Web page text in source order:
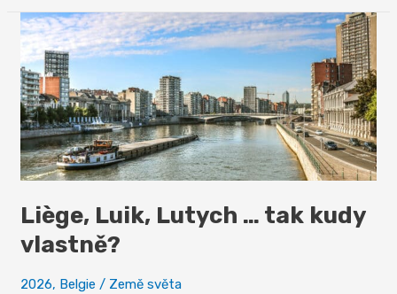
a
jiné
speciality
Liège, Luik, Lutych … tak kudy
vlastně?
2026, Belgie / Země světa